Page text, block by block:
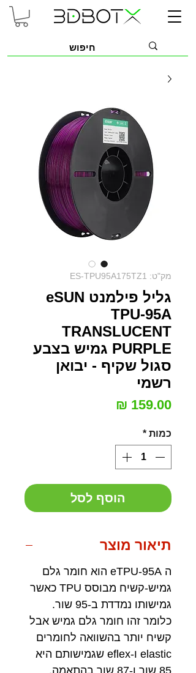
מק"ט: ES-TPU95A175TZ1
גליל פילמנט eSUN
TPU-95A
TRANSLUCENT
PURPLE גמיש בצבע
סגול שקיף - יבואן
רשמי
כמות *
הוסף לסל
תיאור מוצר
ה eTPU-95A הוא חומר גלם
גמיש-קשיח מבוסס TPU כאשר
גמישותו נמדדת ב-95 שור.
כלומר זהו חומר גלם גמיש אבל
קשיח יותר בהשוואה לחומרים
elastic ו-eflex שגמישותם היא
85 שור ו-87 שור בהתאמה.